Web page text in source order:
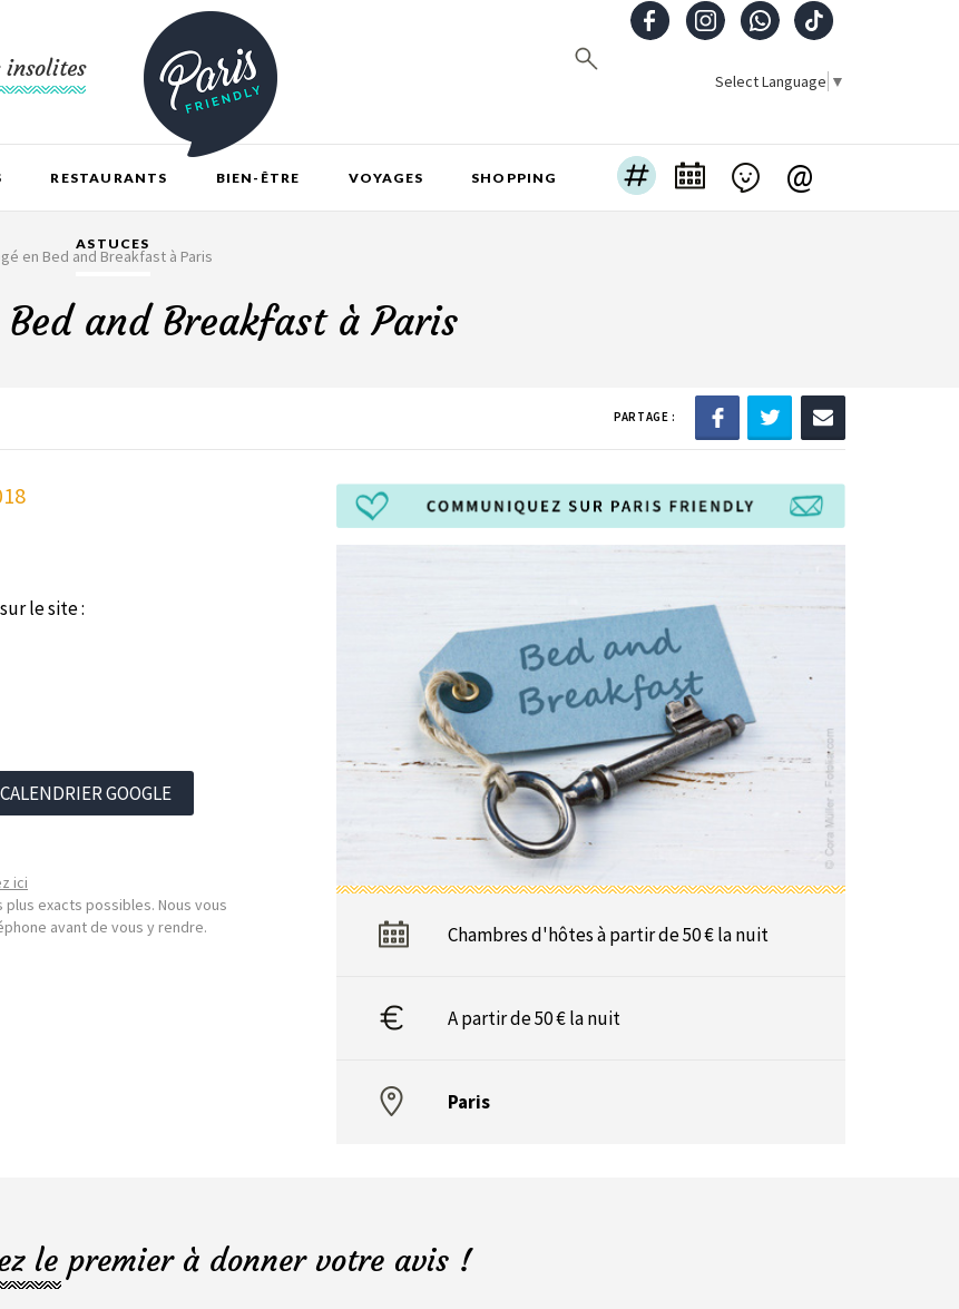
insolites Select Language ▼
RESTAURANTS BIEN-ÊTRE VOYAGES SHOPPING
ASTUCES
@
en Bed and Breakfast à Paris
and Breakfast à Paris
PARTAGE :
le site :
GOOGLE
ici
exacts possibles. Nous vous
avant de vous y rendre.
Chambres d'hôtes à partir de 50 € la nuit
A partir de 50 € la nuit
Paris
le premier à donner votre avis !